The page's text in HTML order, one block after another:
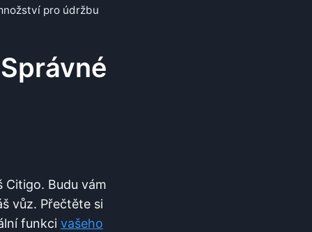
pro údržbu
Budu vám
vůz. Přečtěte si
funkci vašeho